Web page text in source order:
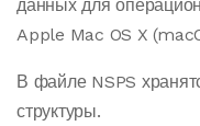
данных для
Apple Mac OS X
В файле NSPS
структуры.